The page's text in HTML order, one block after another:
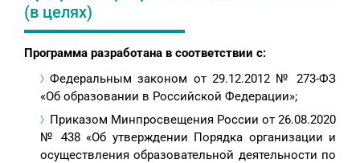
(в целях)
Программа разработана в соответствии с:
Федеральным законом от 29.12.2012 № 273-ФЗ
«Об образовании в Российской Федерации»;
Приказом Минпросвещения России от 26.08.2020
№ 438 «Об утверждении Порядка организации и
осуществления образовательной деятельности по